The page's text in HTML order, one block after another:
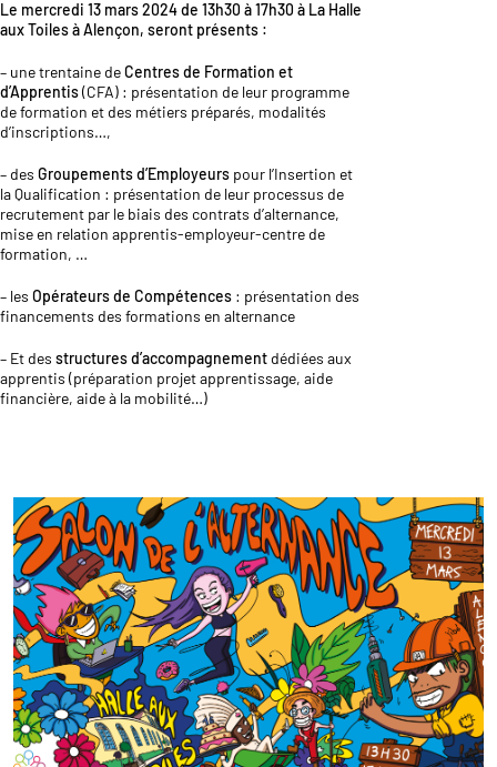
Le mercredi 13 mars 2024 de 13h30 à 17h30 à La Halle
aux Toiles à Alençon, seront présents :
– une trentaine deCentres de Formation et
d’Apprentis(CFA) : présentation de leur programme
de formation et des métiers préparés, modalités
d’inscriptions…,
– des Groupements d’Employeurs pour l’Insertion et
la Qualification : présentation de leur processus de
recrutement par le biais des contrats d’alternance,
mise en relation apprentis-employeur-centre de
formation, …
– les Opérateurs de Compétences : présentation des
financements des formations en alternance
– Et des structures d’accompagnement dédiées aux
apprentis (préparation projet apprentissage, aide
financière, aide à la mobilité…)